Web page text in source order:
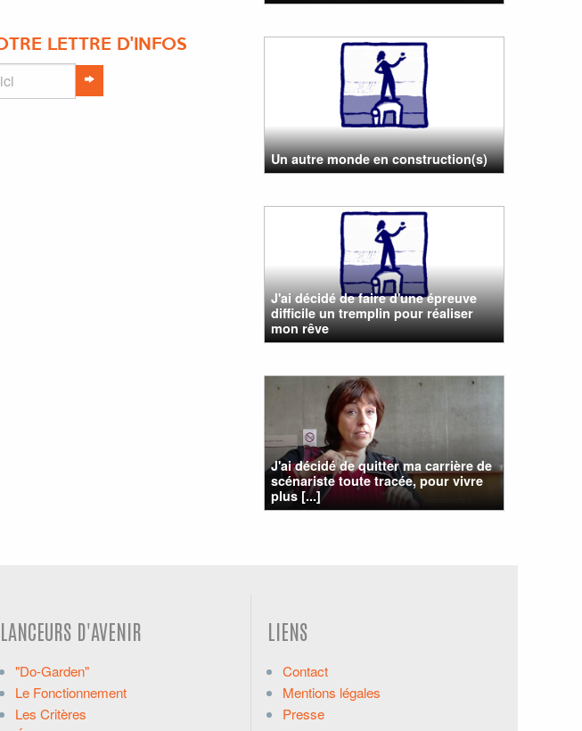
LETTRE D'INFOS
Un autre monde en construction(s)
J'ai décidé de faire d'une épreuve
difficile un tremplin pour réaliser
mon rêve
J'ai décidé de quitter ma carrière de
scénariste toute tracée, pour vivre
plus [...]
LANCEURS D'AVENIR
"Do-Garden"
Le Fonctionnement
Les Critères
LIENS
Contact
Mentions légales
Presse